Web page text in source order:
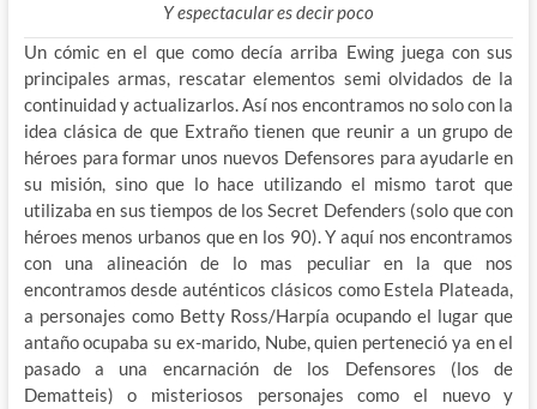
Y espectacular es decir poco
Un cómic en el que como decía arriba Ewing juega con sus
principales armas, rescatar elementos semi olvidados de la
continuidad y actualizarlos. Así nos encontramos no solo con la
idea clásica de que Extraño tienen que reunir a un grupo de
héroes para formar unos nuevos Defensores para ayudarle en
su misión, sino que lo hace utilizando el mismo tarot que
utilizaba en sus tiempos de los Secret Defenders (solo que con
héroes menos urbanos que en los 90). Y aquí nos encontramos
con una alineación de lo mas peculiar en la que nos
encontramos desde auténticos clásicos como Estela Plateada,
a personajes como Betty Ross/Harpía ocupando el lugar que
antaño ocupaba su ex-marido, Nube, quien perteneció ya en el
pasado a una encarnación de los Defensores (los de
Dematteis) o misteriosos personajes como el nuevo y